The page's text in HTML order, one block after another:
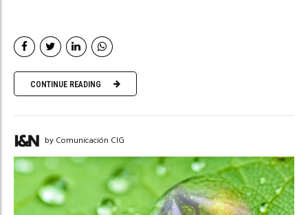
CONTINUE READING
by Comunicación CIG